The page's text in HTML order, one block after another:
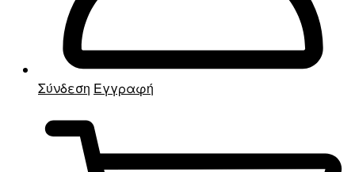
Σύνδεση Εγγραφή